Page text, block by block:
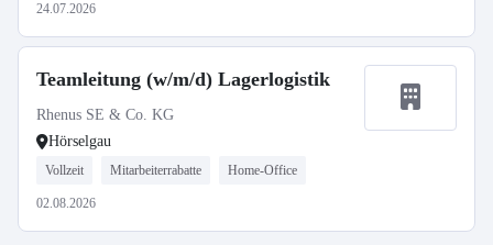
24.07.2026
Teamleitung (w/m/d) Lagerlogistik
Rhenus SE & Co. KG
Hörselgau
Vollzeit Mitarbeiterrabatte Home-Office
02.08.2026